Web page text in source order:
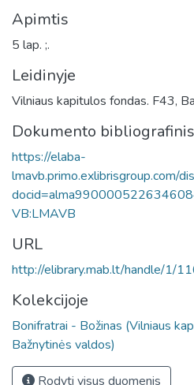
Apimtis
5 lap. ;.
Leidinyje
Vilniaus kapitulos fondas. F43,
Dokumento
https://elaba-
lmavb.primo.exlibrisgroup.com/
VB:LMAVB
URL
http://elibrary.mab.lt/handle/1/
Kolekcijoje
Bonifratrai - Božinas (Vilniaus
Bažnytinės valdos)
Rodyti visus duomenis